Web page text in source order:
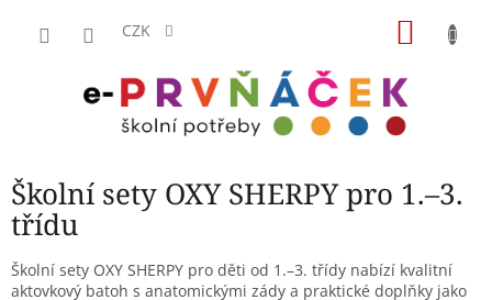
CZK
Školní sety OXY SHERPY pro 1.–3.
třídu
Školní sety OXY SHERPY pro děti od 1.–3. třídy nabízí kvalitní
aktovkový batoh s anatomickými zády a praktické doplňky jako